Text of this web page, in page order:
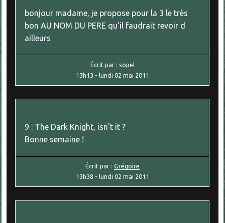
bonjour madame, je propose pour la 3 le très
bon AU NOM DU PERE qu'il faudrait revoir d
ailleurs
Écrit par : sopel
13h13 - lundi 02 mai 2011
9 : The Dark Knight, isn't it ?
Bonne semaine !
Écrit par : Grégoire
13h38 - lundi 02 mai 2011